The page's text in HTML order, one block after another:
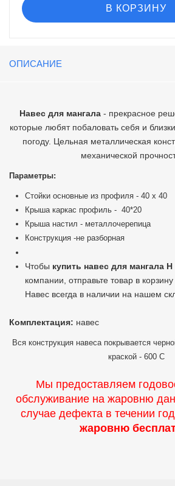
В КОРЗИНУ
ОПИСАНИЕ
Навес для мангала - прекрасное
которые любят побаловать себя и
погоду. Цельная металлическая
механической
Параметры:
Стойки основные из профиля - 40 х 40
Крыша каркас профиль - 40*20
Крыша настил - металлочерепица
Конструкция -не разборная
Чтобы купить навес для мангала Н
компании, отправьте товар в
Навес всегда в наличии на нашем
Комплектация: навес
Вся конструкция навеса покрывается
краской - 600 С
Мы предоставляем
обслуживание на жаровню
случае дефекта в течении
жаровню